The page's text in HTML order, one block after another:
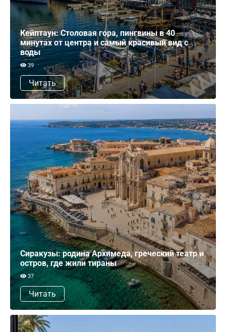
Кейптаун: Столовая гора, пингвины в 40
минутах от центра и самый красивый вид с
воды
39
Читать
Сиракузы: родина Архимеда, греческий театр и
остров, где жили тираны
37
Читать